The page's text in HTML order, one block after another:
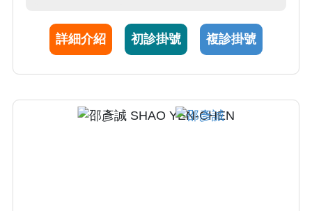
擇，陳醫師曾赴高雄榮民總醫院進修「內視鏡
黏膜下剝離術（ESD）」，專攻大型息肉與早
稱。他亦積極參與國際醫學研討與學術交流，
持續接軌國際尖端技術。秉持著「耐心、同理
詳細介紹 初診掛號 複診掛號